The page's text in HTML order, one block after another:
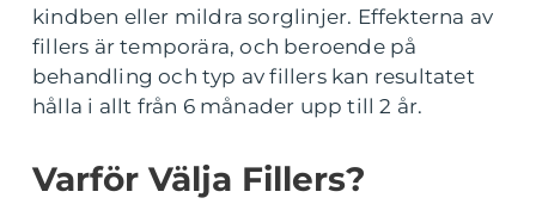
kindben eller mildra sorglinjer. Effekterna av
fillers är temporära, och beroende på
behandling och typ av fillers kan resultatet
hålla i allt från 6 månader upp till 2 år.
Varför Välja Fillers?